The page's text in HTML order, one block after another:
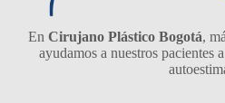
En Cirujano Plástico Bogotá,
ayudamos a nuestros pacientes